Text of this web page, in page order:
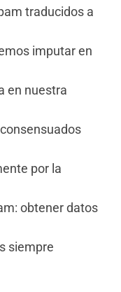
traducidos a
imputar en
en nuestra
por la
obtener datos
siempre